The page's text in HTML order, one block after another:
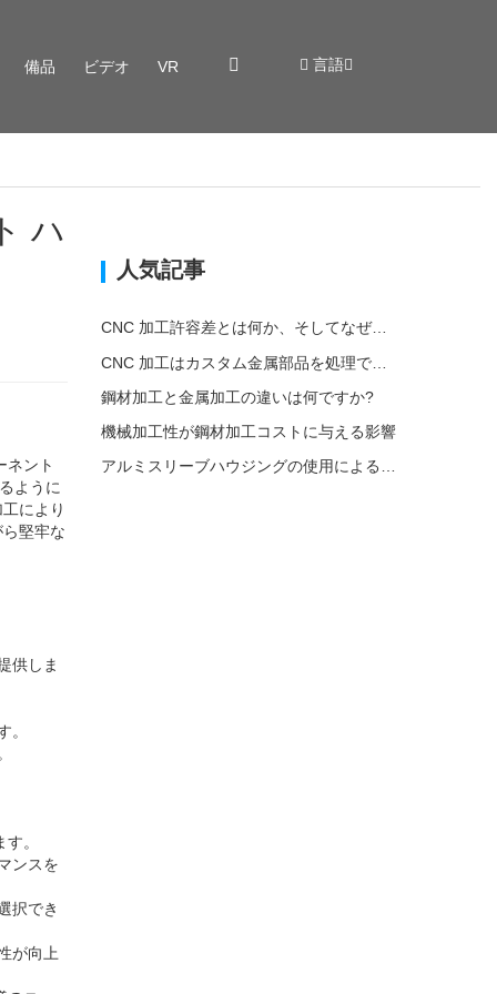
備品 ビデオ VR 言語
ハ
ネント
ように
により
堅牢な
供しま
。
。
ンスを
択でき
が向上
人気記事
CNC 加工許容差とは何か、そしてなぜそれが重要なのか?
鋼材加工と金属加工の違いは何ですか?
機械加工性が鋼材加工コストに与える影響
アルミスリーブハウジングの使用による環境への影響